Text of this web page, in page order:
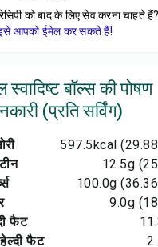
को बाद के लिए सेव करना चाहते हैं?
आपको ईमेल कर सकते हैं!
स्वादिष्ट बॉल्स की पोषण
(प्रति सर्विंग)
597.5kcal
12.5g
100.0g
9.0g
फैट
फैट